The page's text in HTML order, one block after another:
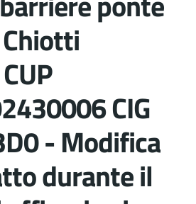
CIG
- Modifica
durante il